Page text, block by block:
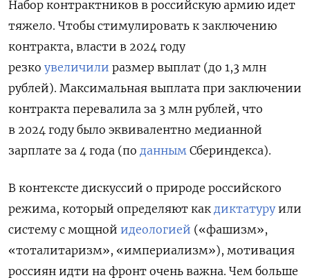
Набор контрактников в российскую армию идет
тяжело. Чтобы стимулировать к заключению
контракта, власти в 2024 году
резко увеличили размер выплат (до 1,3 млн
рублей). Максимальная выплата при заключении
контракта перевалила за 3 млн рублей, что
в 2024 году было эквивалентно медианной
зарплате за 4 года (по данным Сбериндекса).
В контексте дискуссий о природе российского
режима, который определяют как диктатуру или
систему с мощной идеологией («фашизм»,
«тоталитаризм», «империализм»), мотивация
россиян идти на фронт очень важна. Чем больше